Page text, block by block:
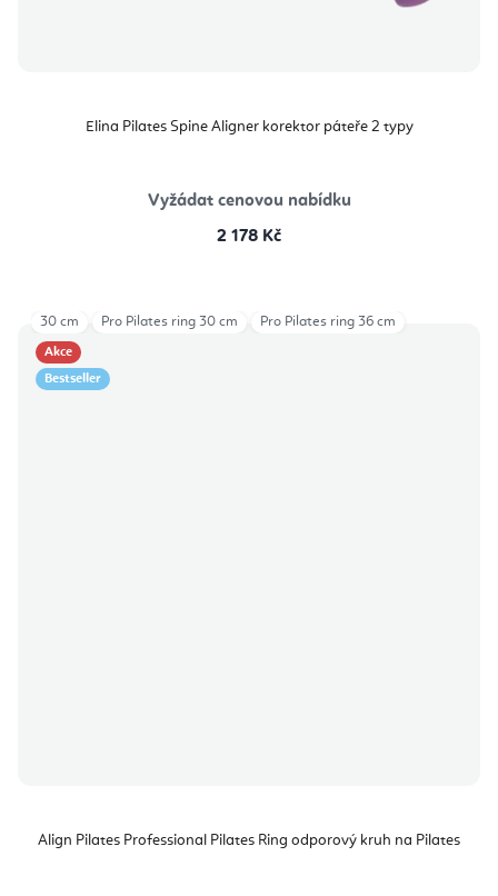
Elina Pilates Spine Aligner korektor páteře 2 typy
Vyžádat cenovou nabídku
2 178 Kč
Akce
Bestseller
Align Pilates Professional Pilates Ring odporový kruh na Pilates
30 cm Pro Pilates ring 30 cm Pro Pilates ring 36 cm